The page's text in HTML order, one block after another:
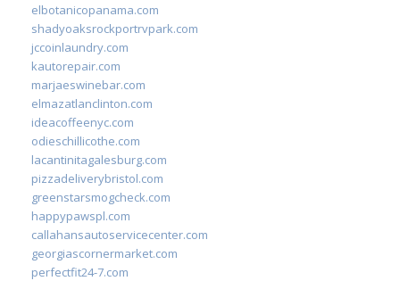
elbotanicopanama.com
shadyoaksrockportrvpark.com
jccoinlaundry.com
kautorepair.com
marjaeswinebar.com
elmazatlanclinton.com
ideacoffeenyc.com
odieschillicothe.com
lacantinitagalesburg.com
pizzadeliverybristol.com
greenstarsmogcheck.com
happypawspl.com
callahansautoservicecenter.com
georgiascornermarket.com
perfectfit24-7.com